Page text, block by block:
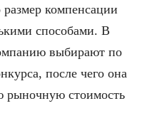
компенсации
способами. В
выбирают по
после чего она
рыночную стоимость